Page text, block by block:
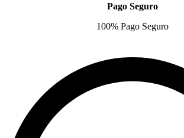
Pago Seguro
100% Pago Seguro